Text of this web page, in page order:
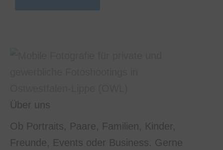
Über uns
Ob Portraits, Paare, Familien, Kinder,
Freunde, Events oder Business. Gerne